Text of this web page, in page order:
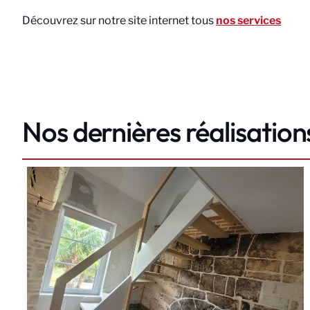
Découvrez sur notre site internet tousnos services
Nos dernières